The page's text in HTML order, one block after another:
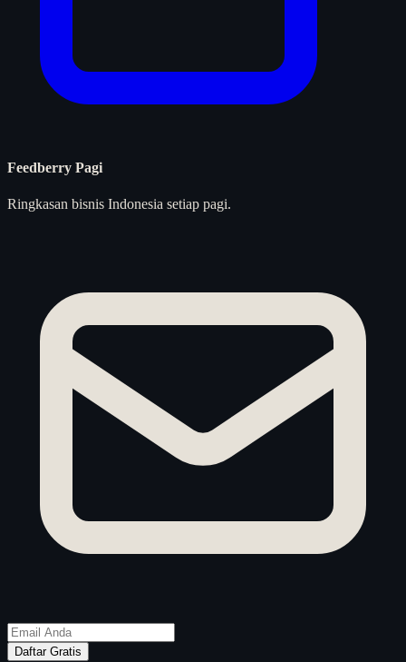
Feedberry Pagi
Ringkasan bisnis Indonesia setiap pagi.
Daftar Gratis